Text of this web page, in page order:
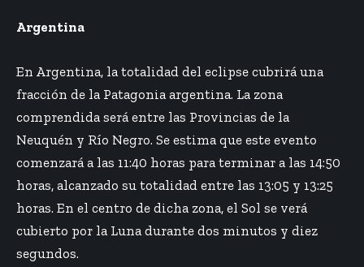
Argentina
En Argentina, la totalidad del eclipse cubrirá una
fracción de la Patagonia argentina. La zona
comprendida será entre las Provincias de la
Neuquén y Río Negro. Se estima que este evento
comenzará a las 11:40 horas para terminar a las 14:50
horas, alcanzado su totalidad entre las 13:05 y 13:25
horas. En el centro de dicha zona, el Sol se verá
cubierto por la Luna durante dos minutos y diez
segundos.